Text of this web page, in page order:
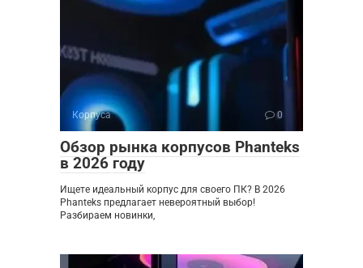
Корпуса 0
Обзор рынка корпусов Phanteks
в 2026 году
Ищете идеальный корпус для своего ПК? В 2026
Phanteks предлагает невероятный выбор!
Разбираем новинки,